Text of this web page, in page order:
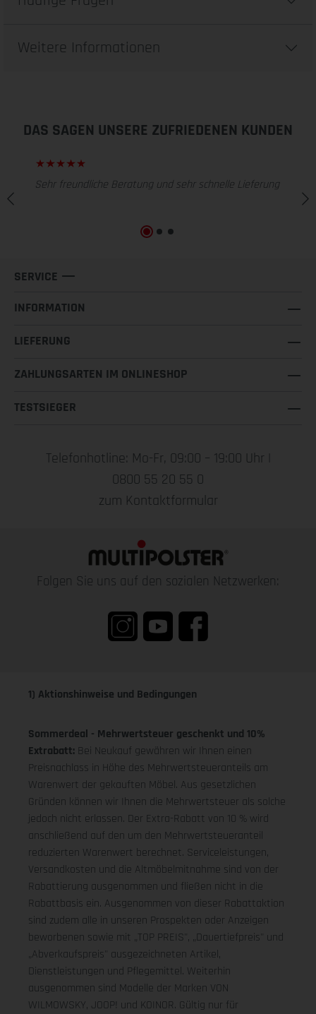
Weitere Informationen
DAS SAGEN UNSERE ZUFRIEDENEN KUNDEN
Sehr freundliche Beratung und sehr schnelle Lieferung
SERVICE
INFORMATION
LIEFERUNG
ZAHLUNGSARTEN IM ONLINESHOP
TESTSIEGER
Telefonhotline: Mo-Fr, 09:00 – 19:00 Uhr |
0800 55 20 55 0
zum Kontaktformular
Folgen Sie uns auf den sozialen Netzwerken:
1) Aktionshinweise und Bedingungen
Sommerdeal - Mehrwertsteuer geschenkt und 10%
Extrabatt: Bei Neukauf gewähren wir Ihnen einen
Preisnachlass in Höhe des Mehrwertsteueranteils am
Warenwert der gekauften Möbel. Aus gesetzlichen
Gründen können wir Ihnen die Mehrwertsteuer als solche
jedoch nicht erlassen. Der Extra-Rabatt von 10 % wird
anschließend auf den um den Mehrwertsteueranteil
reduzierten Warenwert berechnet. Serviceleistungen,
Versandkosten und die Altmöbelmitnahme sind von der
Rabattierung ausgenommen und fließen nicht in die
Rabattbasis ein. Ausgenommen von dieser Rabattaktion
sind zudem alle in unseren Prospekten oder Anzeigen
beworbenen sowie mit „TOP PREIS", „Dauertiefpreis" und
„Abverkaufspreis" ausgezeichneten Artikel,
Dienstleistungen und Pflegemittel. Weiterhin
ausgenommen sind Modelle der Marken VON
WILMOWSKY, JOOP! und KOINOR. Gültig nur für